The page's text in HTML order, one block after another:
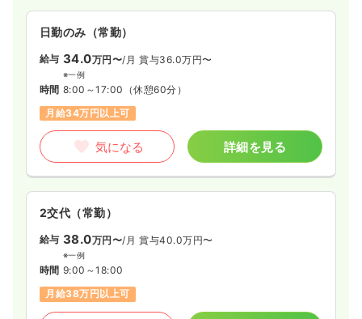
日勤のみ（常勤）
給与 34.0万円〜/月 賞与36.0万円〜
※一例
時間 8:00～17:00 （休憩60分）
月給34万円以上可
気になる 詳細を見る
2交代（常勤）
給与 38.0万円〜/月 賞与40.0万円〜
※一例
時間 9:00～18:00
月給38万円以上可